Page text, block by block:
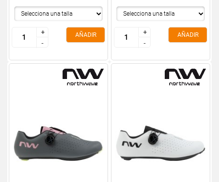
+
-
+
-
AÑADIR
+
-
+
-
AÑADIR